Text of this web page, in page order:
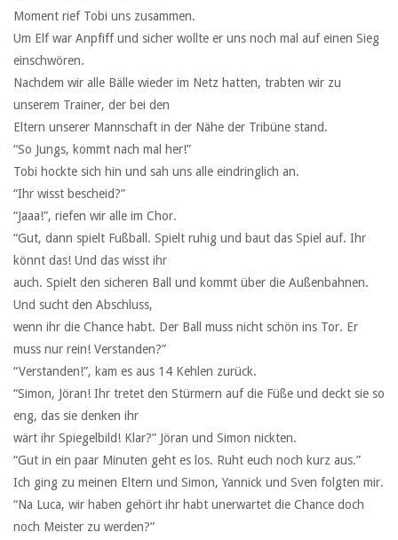
Moment rief Tobi uns zusammen.
Um Elf war Anpfiff und sicher wollte er uns noch mal auf einen Sieg
einschwören.
Nachdem wir alle Bälle wieder im Netz hatten, trabten wir zu
unserem Trainer, der bei den
Eltern unserer Mannschaft in der Nähe der Tribüne stand.
“So Jungs, kommt nach mal her!”
Tobi hockte sich hin und sah uns alle eindringlich an.
“Ihr wisst bescheid?”
“Jaaa!”, riefen wir alle im Chor.
“Gut, dann spielt Fußball. Spielt ruhig und baut das Spiel auf. Ihr
könnt das! Und das wisst ihr
auch. Spielt den sicheren Ball und kommt über die Außenbahnen.
Und sucht den Abschluss,
wenn ihr die Chance habt. Der Ball muss nicht schön ins Tor. Er
muss nur rein! Verstanden?”
“Verstanden!”, kam es aus 14 Kehlen zurück.
“Simon, Jöran! Ihr tretet den Stürmern auf die Füße und deckt sie so
eng, das sie denken ihr
wärt ihr Spiegelbild! Klar?” Jöran und Simon nickten.
“Gut in ein paar Minuten geht es los. Ruht euch noch kurz aus.”
Ich ging zu meinen Eltern und Simon, Yannick und Sven folgten mir.
“Na Luca, wir haben gehört ihr habt unerwartet die Chance doch
noch Meister zu werden?”